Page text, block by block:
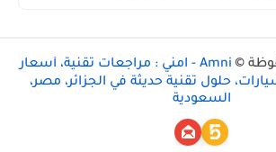
©
Amni - امني : مراجعات تقنية، أسعار
حلول تقنية حديثة في الجزائر، مصر،
السعودية